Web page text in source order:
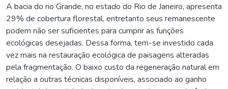
A bacia do rio Grande, no estado do Rio de Janeiro, apresenta
29% de cobertura florestal, entretanto seus remanescente
podem não ser suficientes para cumprir as funções
ecológicas desejadas. Dessa forma, tem-se investido cada
vez mais na restauração ecológica de paisagens alteradas
pela fragmentação. O baixo custo da regeneração natural em
relação a outras técnicas disponíveis, associado ao ganho